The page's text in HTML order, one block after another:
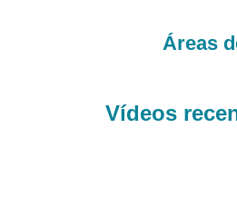
Áreas
Vídeos